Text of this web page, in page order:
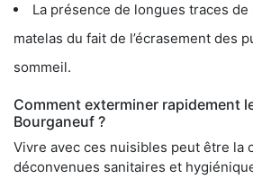
La présence de longues traces
matelas du fait de l’écrasement des
sommeil.
Comment exterminer rapidement
Bourganeuf ?
Vivre avec ces nuisibles peut être la
déconvenues sanitaires et